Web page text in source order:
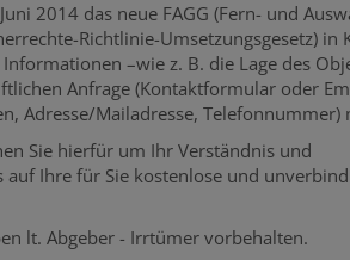
2014 das neue FAGG (Fern- und
Richtlinie-Umsetzungsgesetz)
–wie z. B. die Lage des
Anfrage (Kontaktformular oder
Adresse/Mailadresse, Telefonnummer)
Sie hierfür um Ihr Verständnis und
auf Ihre für Sie kostenlose und
lt. Abgeber - Irrtümer vorbehalten.